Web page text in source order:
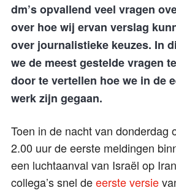
dm’s opvallend veel vragen
over hoe wij ervan verslag
over journalistieke keuzes. In
we de meest gestelde vragen
door te vertellen hoe we in de
werk zijn gegaan.
Toen in de nacht van donderdag
2.00 uur de eerste meldingen
een luchtaanval van Israël op
collega’s snel deeerste versie